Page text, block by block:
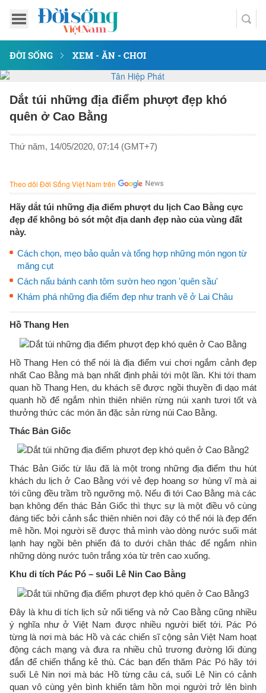
ĐỜI SỐNG XEM - ĂN - CHƠI
Dắt túi những địa điểm phượt đẹp khó
quên ở Cao Bằng
Thứ năm, 14/05/2020, 07:14 (GMT+7)
Theo dõi Đời Sống Việt Nam trên
Hãy dắt túi những địa điểm phượt du lịch Cao Bằng cực
đẹp để không bỏ sót một địa danh đẹp nào của vùng đất
này.
Cách chọn, mẹo bảo quản và tổng hợp những món ngon từ
măng cụt
Cách nấu bánh canh tôm sườn heo ngon 'quên sầu'
Khám phá những địa điểm đẹp như tranh vẽ ở Lai Châu
Hồ Thang Hen
Hồ Thang Hen có thể nói là địa điểm vui chơi ngắm cảnh đẹp
nhất Cao Bằng mà bạn nhất định phải tới một lần. Khi tới tham
quan hồ Thang Hen, du khách sẽ được ngồi thuyền đi dạo mát
quanh hồ để ngắm nhìn thiên nhiên rừng núi xanh tươi tốt và
thưởng thức các món ăn đặc sản rừng núi Cao Bằng.
Thác Bản Giốc
Thác Bản Giốc từ lâu đã là một trong những địa điểm thu hút
khách du lịch ở Cao Bằng với vẻ đẹp hoang sơ hùng vĩ mà ai
tới cũng đều trầm trồ ngưỡng mộ. Nếu đi tới Cao Bằng mà các
bạn không đến thác Bản Giốc thì thực sự là một điều vô cùng
đáng tiếc bởi cảnh sắc thiên nhiên nơi đây có thể nói là đẹp đến
mê hồn. Mọi người sẽ được thả mình vào dòng nước suối mát
lạnh hay ngồi bên phiến đá to dưới chân thác để ngắm nhìn
những dòng nước tuôn trắng xóa từ trên cao xuống.
Khu di tích Pác Pó – suối Lê Nin Cao Bằng
Đây là khu di tích lịch sử nổi tiếng và nở Cao Bằng cũng nhiều
ý nghĩa như ở Việt Nam được nhiều người biết tới. Pác Pó
từng là nơi mà bác Hồ và các chiến sĩ cộng sản Việt Nam hoạt
động cách mạng và đưa ra nhiều chủ trương đường lối đúng
đắn để chiến thắng kẻ thù. Các bạn đến thăm Pác Pó hãy tới
suối Lê Nin nơi mà bác Hồ từng câu cá, suối Lê Nin có cảnh
quan vô cùng yên bình khiến tâm hồn mọi người trở lên bình